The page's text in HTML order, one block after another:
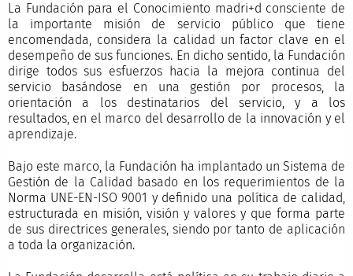
La Fundación para el Conocimiento madri+d consciente de
la importante misión de servicio público que tiene
encomendada, considera la calidad un factor clave en el
desempeño de sus funciones. En dicho sentido, la Fundación
dirige todos sus esfuerzos hacia la mejora continua del
servicio basándose en una gestión por procesos, la
orientación a los destinatarios del servicio, y a los
resultados, en el marco del desarrollo de la innovación y el
aprendizaje.
Bajo este marco, la Fundación ha implantado un Sistema de
Gestión de la Calidad basado en los requerimientos de la
Norma UNE-EN-ISO 9001 y definido una política de calidad,
estructurada en misión, visión y valores y que forma parte
de sus directrices generales, siendo por tanto de aplicación
a toda la organización.